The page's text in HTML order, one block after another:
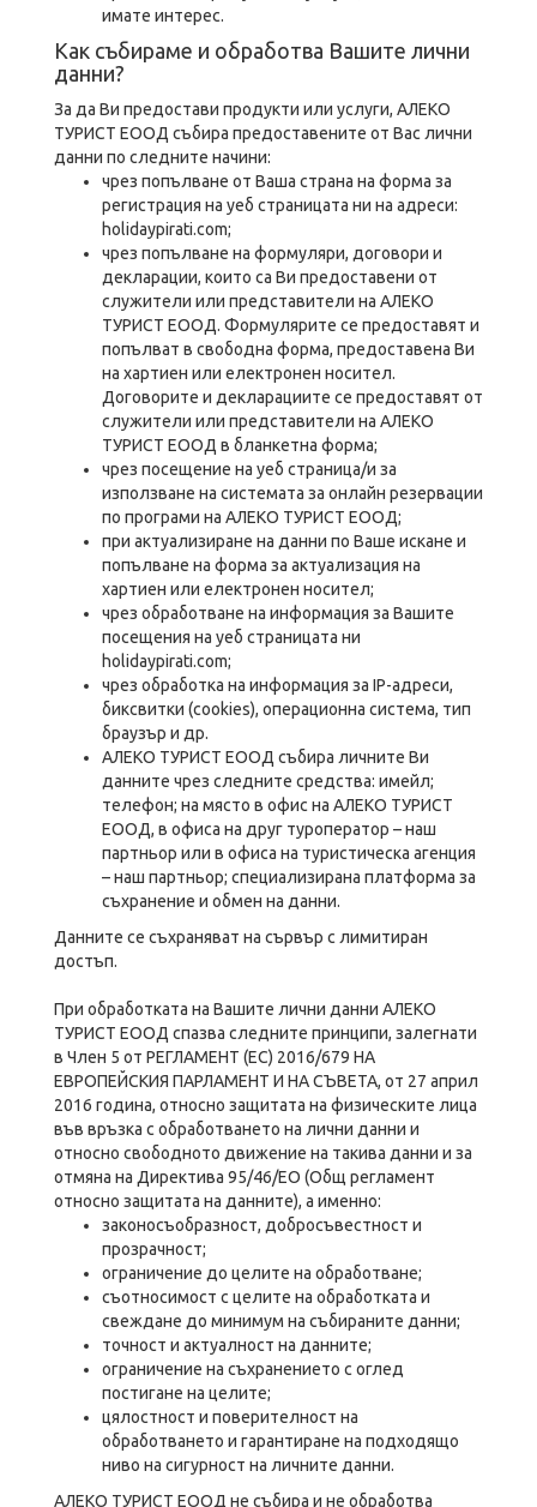
имате интерес.
Как събираме и обработва Вашите лични
данни?
За да Ви предостави продукти или услуги, АЛЕКО
ТУРИСТ ЕООД събира предоставените от Вас лични
данни по следните начини:
чрез попълване от Ваша страна на форма за
регистрация на уеб страницата ни на адреси:
holidaypirati.com;
чрез попълване на формуляри, договори и
декларации, които са Ви предоставeни от
служители или представители на АЛЕКО
ТУРИСТ ЕООД. Формулярите се предоставят и
попълват в свободна форма, предоставена Ви
на хартиен или електронен носител.
Договорите и декларациите се предоставят от
служители или представители на АЛЕКО
ТУРИСТ ЕООД в бланкетна форма;
чрез посещение на уеб страница/и за
използване на системата за онлайн резервации
по програми на АЛЕКО ТУРИСТ ЕООД;
при актуализиране на данни по Ваше искане и
попълване на форма за актуализация на
хартиен или електронен носител;
чрез обработване на информация за Вашите
посещения на уеб страницата ни
holidaypirati.com;
чрез обработка на информация за IP-адреси,
биксвитки (cookies), операционна система, тип
браузър и др.
АЛЕКО ТУРИСТ ЕООД събира личните Ви
данните чрез следните средства: имейл;
телефон; на място в офис на АЛЕКО ТУРИСТ
ЕООД, в офиса на друг туроператор – наш
партньор или в офиса на туристическа агенция
– наш партньор; специализирана платформа за
съхранение и обмен на данни.
Данните се съхраняват на сървър с лимитиран
достъп.
При обработката на Вашите лични данни АЛЕКО
ТУРИСТ ЕООД спазва следните принципи, залегнати
в Член 5 от РЕГЛАМЕНТ (ЕС) 2016/679 НА
ЕВРОПЕЙСКИЯ ПАРЛАМЕНТ И НА СЪВЕТА, от 27 април
2016 година, относно защитата на физическите лица
във връзка с обработването на лични данни и
относно свободното движение на такива данни и за
отмяна на Директива 95/46/EО (Общ регламент
относно защитата на данните), а именно:
законосъобразност, добросъвестност и
прозрачност;
ограничение до целите на обработване;
съотносимост с целите на обработката и
свеждане до минимум на събираните данни;
точност и актуалност на данните;
ограничение на съхранението с оглед
постигане на целите;
цялостност и поверителност на
обработването и гарантиране на подходящо
ниво на сигурност на личните данни.
АЛЕКО ТУРИСТ ЕООД не събира и не обработва